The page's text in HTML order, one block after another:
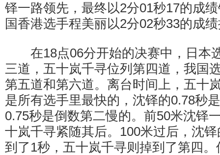
铎一路领先，最终以2分01秒17的成
国香港选手程美丽以2分02秒33的成
在18点06分开始的决赛中，日本
三道，五十岚千寻位列第四道，我国
第五道和第六道。离台时间上，五十
是所有选手里最快的，沈铎的0.78秒
0.75秒是倒数第二慢的。前50米沈铎
十岚千寻紧随其后。100米过后，沈
到了1秒，五十岚千寻则掉到了第四